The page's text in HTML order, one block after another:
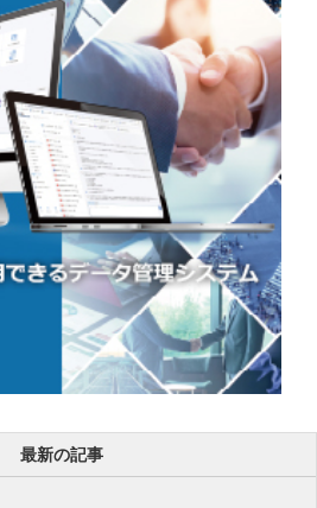
最新の記事